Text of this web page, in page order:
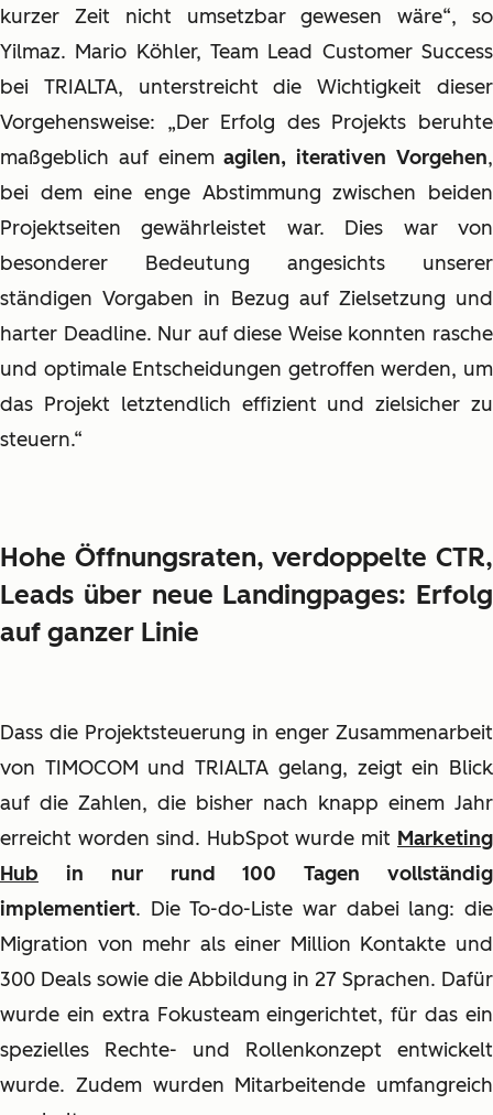
kurzer Zeit nicht umsetzbar gewesen wäre“, so
Yilmaz. Mario Köhler, Team Lead Customer Success
bei TRIALTA, unterstreicht die Wichtigkeit dieser
Vorgehensweise: „Der Erfolg des Projekts beruhte
maßgeblich auf einemagilen, iterativen Vorgehen,
bei dem eine enge Abstimmung zwischen beiden
Projektseiten gewährleistet war. Dies war von
besonderer Bedeutung angesichts unserer
ständigen Vorgaben in Bezug auf Zielsetzung und
harter Deadline. Nur auf diese Weise konnten rasche
und optimale Entscheidungen getroffen werden, um
das Projekt letztendlich effizient und zielsicher zu
steuern.“
Hohe Öffnungsraten, verdoppelte CTR,
Leads über neue Landingpages: Erfolg
auf ganzer Linie
Dass die Projektsteuerung in enger Zusammenarbeit
von TIMOCOM und TRIALTA gelang, zeigt ein Blick
auf die Zahlen, die bisher nach knapp einem Jahr
erreicht worden sind. HubSpot wurde mit Marketing
Hub
in nur rund 100 Tagen vollständig
implementiert. Die To-do-Liste war dabei lang: die
Migration von mehr als einer Million Kontakte und
300 Deals sowie die Abbildung in 27 Sprachen. Dafür
wurde ein extra Fokusteam eingerichtet, für das ein
spezielles Rechte- und Rollenkonzept entwickelt
wurde. Zudem wurden Mitarbeitende umfangreich